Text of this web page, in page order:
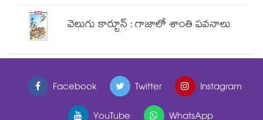
వెలుగు కార్టూన్ : గాజాలో శాంతి పవనాలు
Facebook Twitter
Instagram